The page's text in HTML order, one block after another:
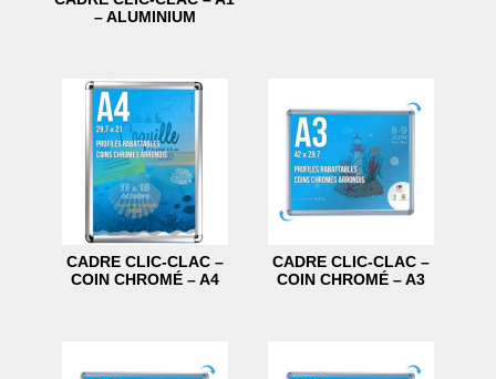
– ALUMINIUM
CADRE CLIC-CLAC –
COIN CHROMÉ – A4
CADRE CLIC-CLAC –
COIN CHROMÉ – A3